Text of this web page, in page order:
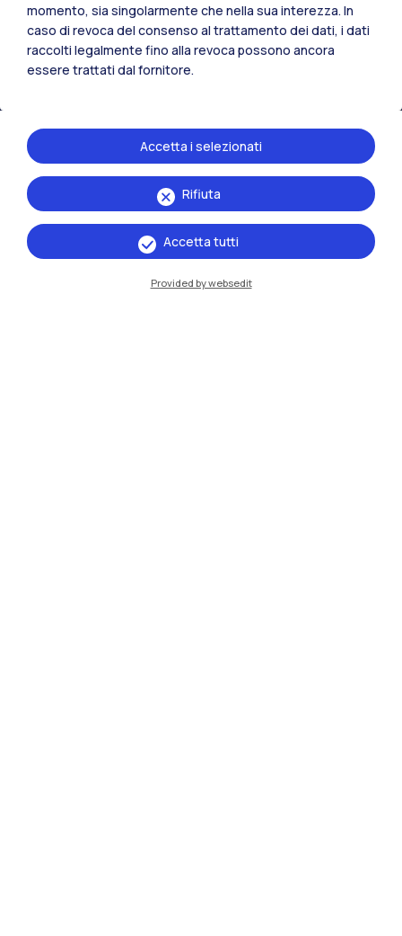
Polimi Community
Tutti i siti dell’ecosistema
momento, sia singolarmente che nella sua interezza. In
caso di revoca del consenso al trattamento dei dati, i dati
raccolti legalmente fino alla revoca possono ancora
essere trattati dal fornitore.
Rifiuta
Accetta i selezionati
Accetta tutti
Provided by websedit